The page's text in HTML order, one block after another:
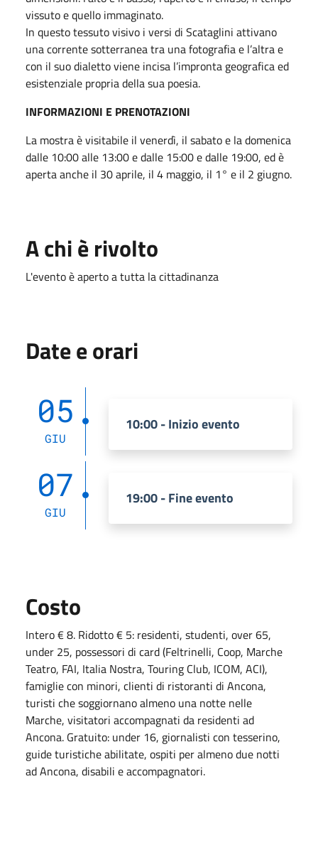
vissuto e quello immaginato.
In questo tessuto visivo i versi di Scataglini attivano
una corrente sotterranea tra una fotografia e l’altra e
con il suo dialetto viene incisa l’impronta geografica ed
esistenziale propria della sua poesia.
INFORMAZIONI E PRENOTAZIONI
La mostra è visitabile il venerdì, il sabato e la domenica
dalle 10:00 alle 13:00 e dalle 15:00 e dalle 19:00, ed è
aperta anche il 30 aprile, il 4 maggio, il 1° e il 2 giugno.
A chi è rivolto
L'evento è aperto a tutta la cittadinanza
Date e orari
05
GIU
10:00 - Inizio evento
07
GIU
19:00 - Fine evento
Costo
Intero € 8. Ridotto € 5: residenti, studenti, over 65,
under 25, possessori di card (Feltrinelli, Coop, Marche
Teatro, FAI, Italia Nostra, Touring Club, ICOM, ACI),
famiglie con minori, clienti di ristoranti di Ancona,
turisti che soggiornano almeno una notte nelle
Marche, visitatori accompagnati da residenti ad
Ancona. Gratuito: under 16, giornalisti con tesserino,
guide turistiche abilitate, ospiti per almeno due notti
ad Ancona, disabili e accompagnatori.